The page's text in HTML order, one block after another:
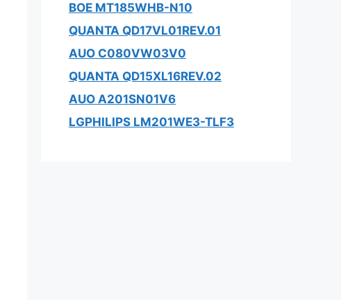
BOE MT185WHB-N10
QUANTA QD17VL01REV.01
AUO C080VW03V0
QUANTA QD15XL16REV.02
AUO A201SN01V6
LGPHILIPS LM201WE3-TLF3